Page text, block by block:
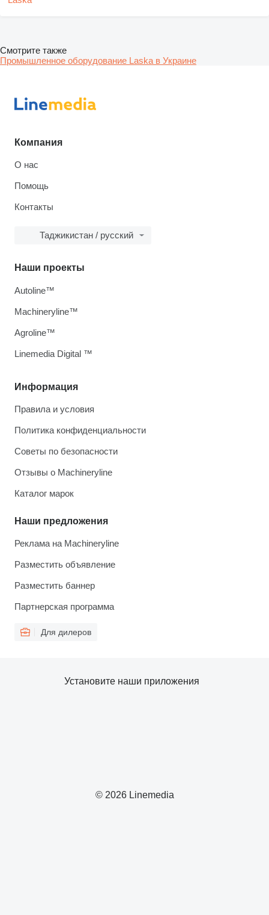
Смотрите также
Промышленное оборудование Laska в Украине
Компания
О нас
Помощь
Контакты
Таджикистан / русский
Информация
Правила и условия
Политика конфиденциальности
Советы по безопасности
Отзывы о Machineryline
Каталог марок
Наши предложения
Реклама на Machineryline
Разместить объявление
Разместить баннер
Партнерская программа
Для дилеров
Наши проекты
Autoline™
Machineryline™
Agroline™
Linemedia Digital ™
© 2026 Linemedia
Установите наши приложения